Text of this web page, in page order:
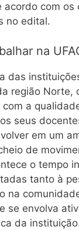
acordo com os
no edital.
na
das
região Norte,
com a
seus
em um
de
o tempo
tanto à
na
se envolva
da